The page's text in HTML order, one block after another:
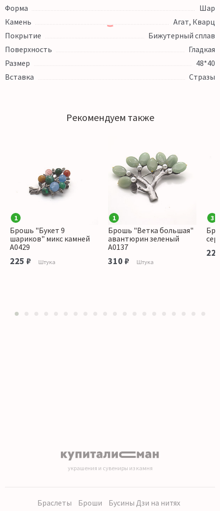
Форма
Шар
Камень
Агат, Кварц
Покрытие
Бижутерный сплав
Поверхность
Гладкая
Размер
48*40
Вставка
Стразы
Рекомендуем также
1
Брошь "Букет 9
шариков" микс камней
А0429
225 ₽ Штука
1
Брошь "Ветка большая"
авантюрин зеленый
А0137
310 ₽ Штука
3
украшения и сувениры из камня
Браслеты Броши Бусины Дзи на нитях